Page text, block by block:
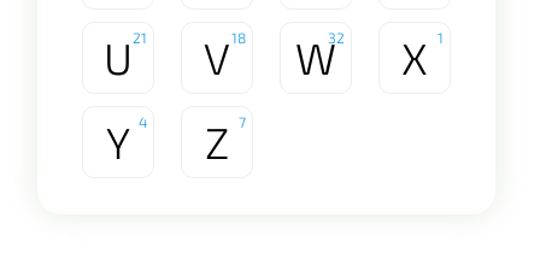
U 21 V18 W32 X 1
Y 4 Z 7